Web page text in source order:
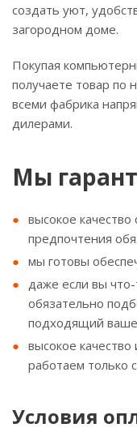
создать уют,
загородном доме.
Покупая
получаете товар по
всеми фабрика
дилерами.
Мы
высокое
предпочтения
мы готовы
даже если вы
обязательно
подходящий
высокое
работаем только
Условия